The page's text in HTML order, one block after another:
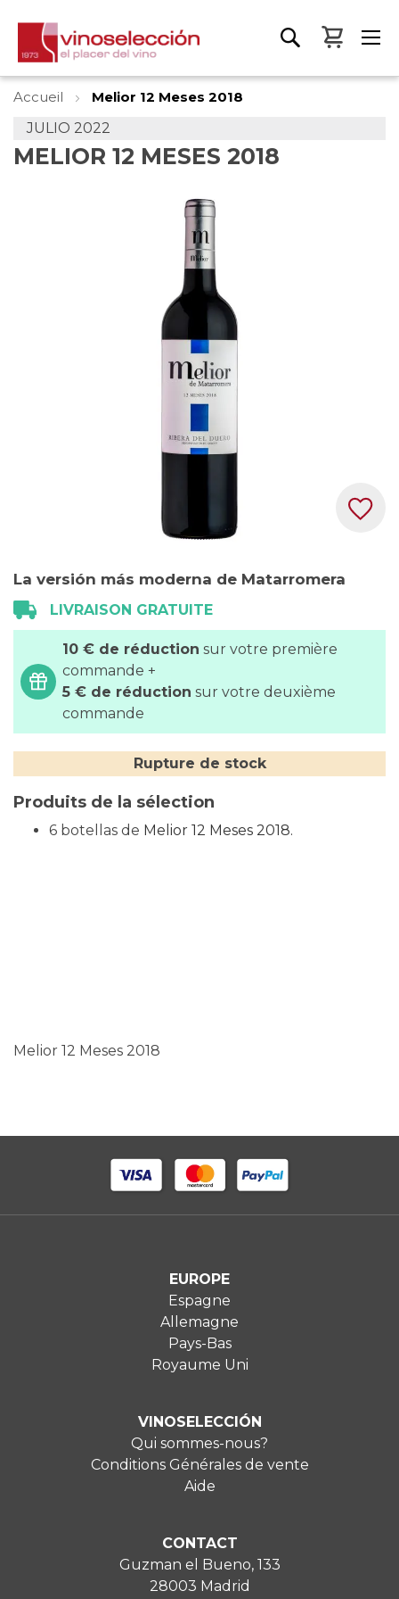
Mon
Accueil
Melior 12 Meses 2018
JULIO 2022
MELIOR 12 MESES 2018
to
the
beginning
the
images
La versión más moderna de Matarromera
LIVRAISON GRATUITE
10 € de réduction sur votre première
commande +
5 € de réduction sur votre deuxième
commande
Rupture de stock
Produits de la sélection
6 botellas de Melior 12 Meses 2018.
Melior 12 Meses 2018
EUROPE
Espagne
Allemagne
Pays-Bas
Royaume Uni
VINOSELECCIÓN
Qui sommes-nous?
Conditions Générales de vente
Aide
CONTACT
Guzman el Bueno, 133
28003 Madrid